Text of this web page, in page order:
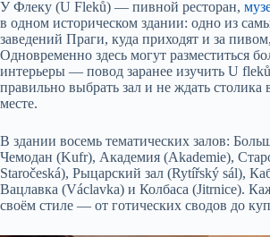
У Флеку (U Fleků) — пивной ресторан,
в одном историческом здании: одно из
заведений Праги, куда приходят и за
Одновременно здесь могут разместиться
интерьеры — повод заранее изучить U
правильно выбрать зал и не ждать
месте.
В здании восемь тематических залов:
Чемодан (Kufr), Академия (Akademie),
Staročeská), Рыцарский зал (Rytířský sál),
Вацлавка (Václavka) и Колбаса (Jitrnice).
своём стиле — от готических сводов до